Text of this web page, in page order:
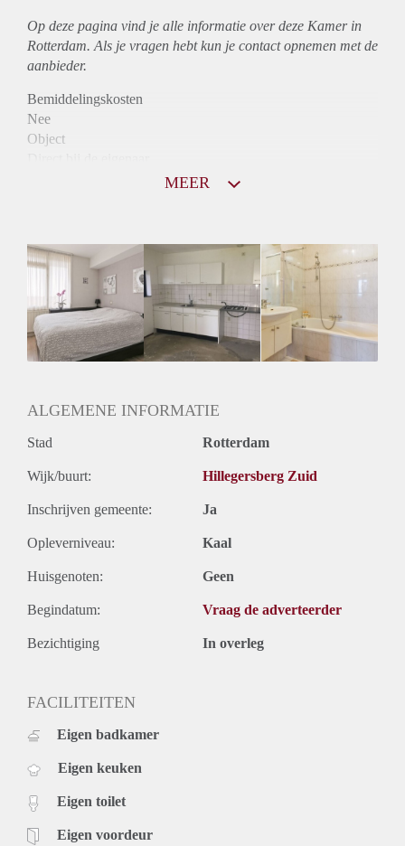
Op deze pagina vind je alle informatie over deze Kamer in
Rotterdam. Als je vragen hebt kun je contact opnemen met de
aanbieder.
Bemiddelingskosten
Nee
Object
Huurtoeslag
Niet mogelijk
Inkomen eis
N.V.T.
Huurtermijn
Onbepaalde termijn
MEER
ALGEMENE INFORMATIE
Stad Rotterdam
Wijk/buurt: Hillegersberg Zuid
Inschrijven gemeente: Ja
Opleverniveau: Kaal
Huisgenoten: Geen
Begindatum: Vraag de adverteerder
Bezichtiging In overleg
FACILITEITEN
Eigen badkamer
Eigen keuken
Eigen toilet
Eigen voordeur